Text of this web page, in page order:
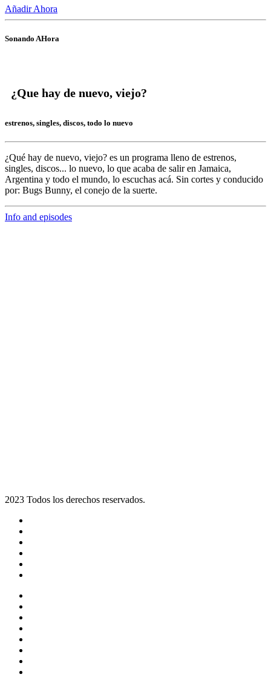
Añadir Ahora
Sonando AHora
¿Que hay de nuevo, viejo?
estrenos, singles, discos, todo lo nuevo
¿Qué hay de nuevo, viejo? es un programa lleno de estrenos,
singles, discos... lo nuevo, lo que acaba de salir en Jamaica,
Argentina y todo el mundo, lo escuchas acá. Sin cortes y conducido
por: Bugs Bunny, el conejo de la suerte.
Info and episodes
2023 Todos los derechos reservados.